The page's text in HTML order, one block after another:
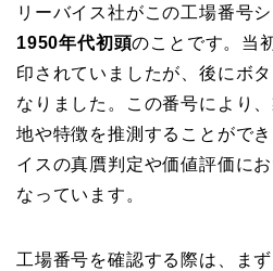
リーバイス社がこの工場番号
1950年代初頭のことです。当
印されていましたが、後にボ
なりました。この番号により
地や特徴を推測することがで
イスの真贋判定や価値評価に
なっています。
工場番号を確認する際は、ま